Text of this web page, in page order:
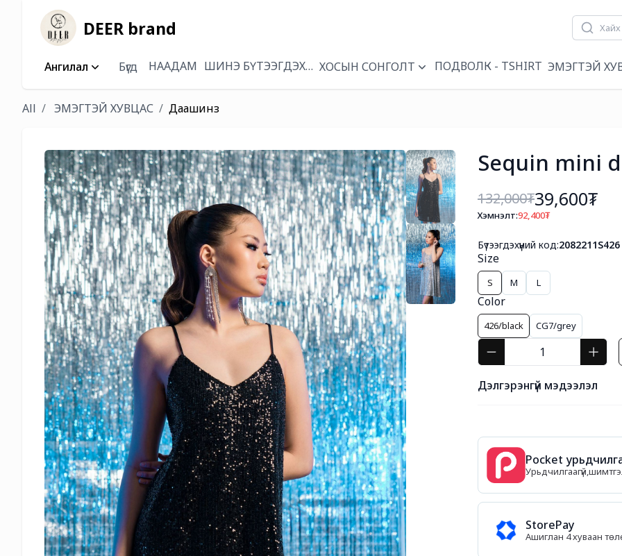
DEER brand
Ангилал Бүгд НААДАМ ШИНЭ БҮТЭЭГДЭХҮҮНХОСЫН СОНГОЛТ ПОДВОЛК - TSHIRT ЭМЭГТЭЙ
All ЭМЭГТЭЙ ХУВЦАС Даашинз
Sequin mini
132,000₮39,600₮
Хэмнэлт:92,400₮
Бүтээгдэхүүний код:2082211S426
Size
S M L
Color
426/black CG7/grey
Дэлгэрэнгүй мэдээлэл
Pocket
StorePay
Ашиглан 4 хуваан